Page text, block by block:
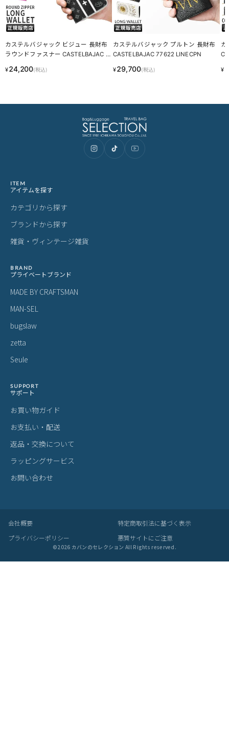
カステルバジャック ビジュー 長財布
ラウンドファスナー CASTELBAJAC 0
¥24,200(税込)
カステルバジャック プルトン 長財布
CASTELBAJAC 77622 LINECPN
¥29,700(税込)
カ
¥
ITEM
アイテムを探す
カテゴリから探す
ブランドから探す
雑貨・ヴィンテージ雑貨
BRAND
プライベートブランド
MADE BY CRAFTSMAN
MAN-SEL
bugslaw
zetta
Seule
SUPPORT
サポート
お買い物ガイド
お支払い・配送
返品・交換について
ラッピングサービス
お問い合わせ
会社概要
特定商取引法に基づく表示
プライバシーポリシー
悪質サイトにご注意
©2026 カバンのセレクション All Rights reserved.